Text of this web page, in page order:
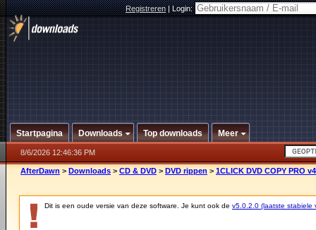
Registreren|Login:
Startpagina Downloads Top downloads Meer
8/6/2026 12:46:36 PM
AfterDawn > Downloads > CD & DVD > DVD rippen > 1CLICK DVD COPY PRO
Dit is een oude versie van deze software. Je kunt ook de v5.0.2.0 (laatste stabiele